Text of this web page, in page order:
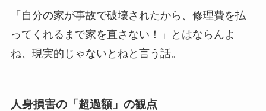
「自分の家が事故で破壊されたから、修理費を払
ってくれるまで家を直さない！」とはならんよ
ね、現実的じゃないとねと言う話。
人身損害の「超過額」の観点